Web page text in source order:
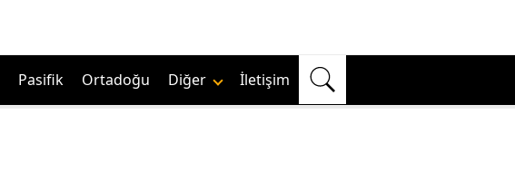
Pasifik Ortadoğu Diğer İletişim